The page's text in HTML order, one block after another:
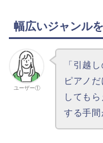
幅広いジャンル
ユーザー①
「引越
ピアノ
しても
する手間